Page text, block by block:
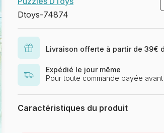
Dtoys-74874
Livraison offerte à partir de 39€
Expédié le jour même
Pour toute commande payée avant
Caractéristiques du produit